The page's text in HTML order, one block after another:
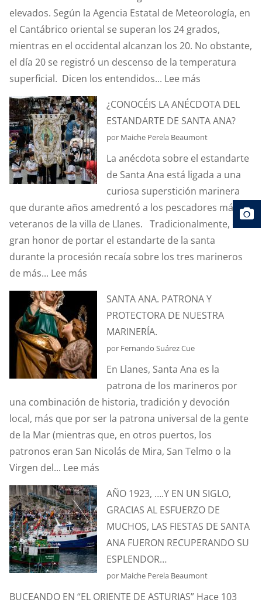
elevados. Según la Agencia Estatal de Meteorología, en
el Cantábrico oriental se superan los 24 grados,
mientras en el occidental alcanzan los 20. No obstante,
el día 20 se registró un descenso de la temperatura
superficial. Dicen los entendidos... Lee más:
QUÉ
ES
EL
EFECTO
“CORIOLIS”?
¿CONOCÉIS LA ANÉCDOTA DEL
ESTANDARTE DE SANTA ANA?
por Maiche Perela Beaumont
La anécdota sobre el estandarte
de Santa Ana está ligada a una
curiosa superstición marinera
que durante años amedrentó a los pescadores más
veteranos de la villa de Llanes. Tradicionalmente, el
gran honor de portar el estandarte de la santa
durante la procesión recaía sobre los tres marineros
de más... Lee más:
¿CONOCÉIS
ANÉCDOTA
DEL
ESTANDARTE
DE
SANTA
ANA?
SANTA ANA. PATRONA Y
PROTECTORA DE NUESTRA
MARINERÍA.
por Fernando Suárez Cue
En Llanes, Santa Ana es la
patrona de los marineros por
una combinación de historia, tradición y devoción
local, más que por ser la patrona universal de la gente
de la Mar (mientras que, en otros puertos, los
patronos eran San Nicolás de Mira, San Telmo o la
Virgen del... Lee más:
ANA.
PATRONA
PROTECTORA
DE
NUESTRA
MARINERÍA.
AÑO 1923, ….Y EN UN SIGLO,
GRACIAS AL ESFUERZO DE
MUCHOS, LAS FIESTAS DE SANTA
ANA FUERON RECUPERANDO SU
ESPLENDOR…
por Maiche Perela Beaumont
BUCEANDO EN “EL ORIENTE DE ASTURIAS” Hace 103